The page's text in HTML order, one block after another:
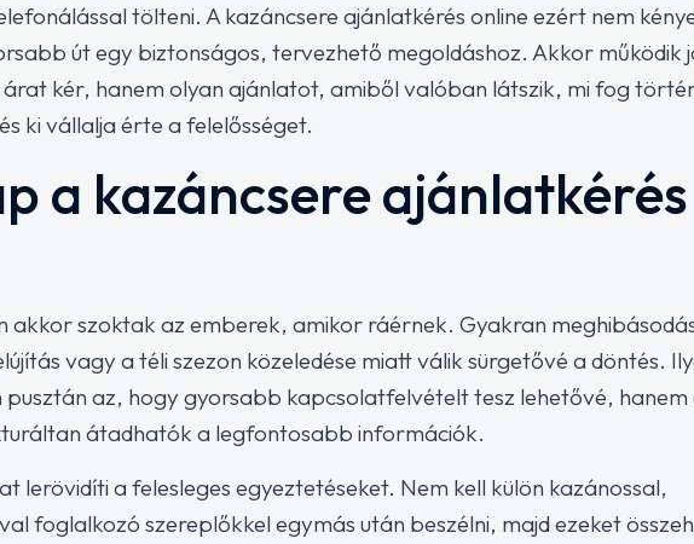
tölteni. A kazáncsere ajánlatkérés online ezért nem
út egy biztonságos, tervezhető megoldáshoz. Akkor működik
kér, hanem olyan ajánlatot, amiből valóban látszik, mi fog
ki vállalja érte a felelősséget.
a kazáncsere ajánlatkérés
akkor szoktak az emberek, amikor ráérnek. Gyakran
vagy a téli szezon közeledése miatt válik sürgetővé a döntés.
pusztán az, hogy gyorsabb kapcsolatfelvételt tesz lehetővé, hanem
átadhatók a legfontosabb információk.
lerövidíti a felesleges egyeztetéseket. Nem kell külön kazánossal,
foglalkozó szereplőkkel egymás után beszélni, majd ezeket